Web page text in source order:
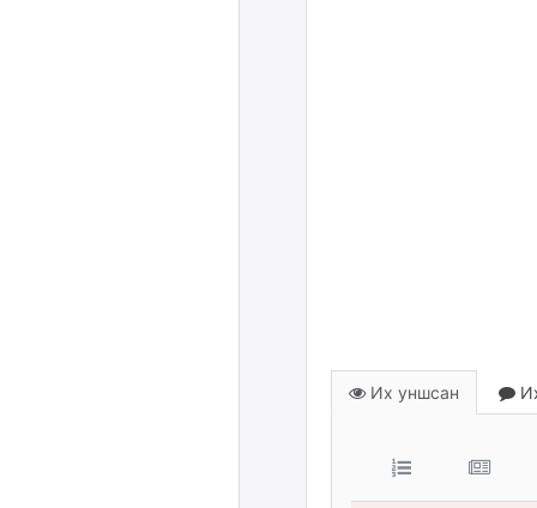
Их уншсан